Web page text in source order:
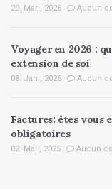
20. Mar , 2026 Aucun
Voyager en 2026 :
extension de soi
08. Jan , 2026 Aucun
Factures: êtes vous
obligatoires
02. Mai , 2025 Aucun